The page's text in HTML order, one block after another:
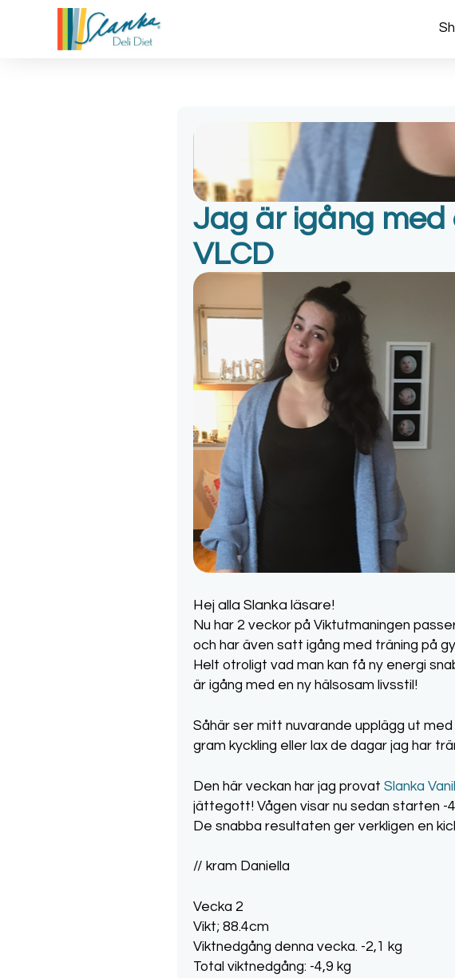
Jag är igång med
VLCD
Hej alla Slanka läsare!
Nu har 2 veckor på Viktutmaningen
och har även satt igång med träning på
Helt otroligt vad man kan få ny energi
är igång med en ny hälsosam livsstil!
Såhär ser mitt nuvarande upplägg ut
gram kyckling eller lax de dagar jag har
Den här veckan har jag provat Slanka
jättegott! Vågen visar nu sedan starten -
De snabba resultaten ger verkligen en
// kram Daniella
Vecka 2
Vikt; 88.4cm
Viktnedgång denna vecka. -2,1 kg
Total viktnedgång: -4,9 kg